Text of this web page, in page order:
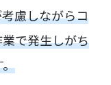
慮しながらコ
で発生しがち